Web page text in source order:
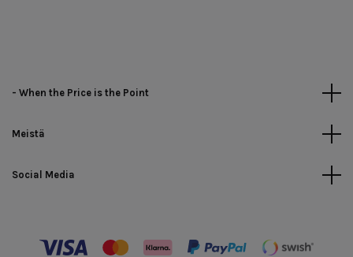
- When the Price is the Point
Meistä
Social Media